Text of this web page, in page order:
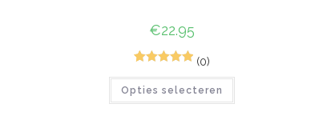
€22.95
5.00 op 5
(0)
Opties selecteren